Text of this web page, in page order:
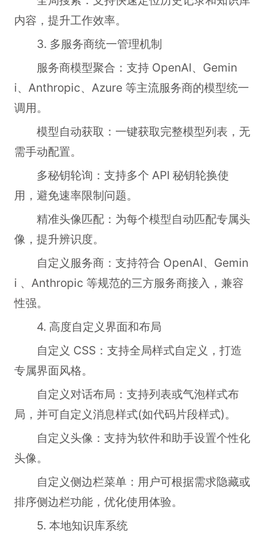
内容，提升工作效率。
3. 多服务商统一管理机制
服务商模型聚合：支持 OpenAI、Gemin
i、Anthropic、Azure 等主流服务商的模型统一
调用。
模型自动获取：一键获取完整模型列表，无
需手动配置。
多秘钥轮询：支持多个 API 秘钥轮换使
用，避免速率限制问题。
精准头像匹配：为每个模型自动匹配专属头
像，提升辨识度。
自定义服务商：支持符合 OpenAI、Gemin
i 、Anthropic 等规范的三方服务商接入，兼容
性强。
4. 高度自定义界面和布局
自定义 CSS：支持全局样式自定义，打造
专属界面风格。
自定义对话布局：支持列表或气泡样式布
局，并可自定义消息样式(如代码片段样式)。
自定义头像：支持为软件和助手设置个性化
头像。
自定义侧边栏菜单：用户可根据需求隐藏或
排序侧边栏功能，优化使用体验。
5. 本地知识库系统